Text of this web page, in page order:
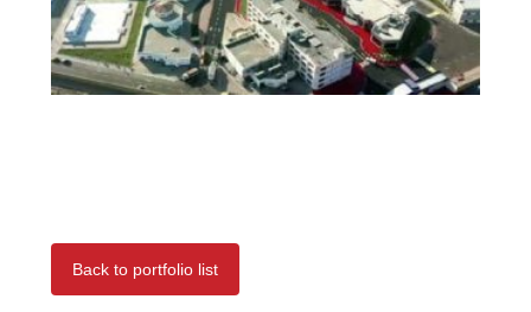
Back to portfolio list